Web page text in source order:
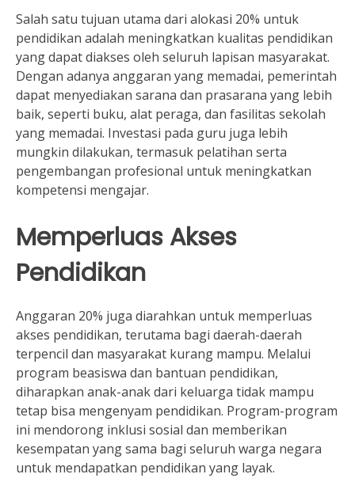
Salah satu tujuan utama dari alokasi 20% untuk
pendidikan adalah meningkatkan kualitas pendidikan
yang dapat diakses oleh seluruh lapisan masyarakat.
Dengan adanya anggaran yang memadai, pemerintah
dapat menyediakan sarana dan prasarana yang lebih
baik, seperti buku, alat peraga, dan fasilitas sekolah
yang memadai. Investasi pada guru juga lebih
mungkin dilakukan, termasuk pelatihan serta
pengembangan profesional untuk meningkatkan
kompetensi mengajar.
Memperluas Akses
Pendidikan
Anggaran 20% juga diarahkan untuk memperluas
akses pendidikan, terutama bagi daerah-daerah
terpencil dan masyarakat kurang mampu. Melalui
program beasiswa dan bantuan pendidikan,
diharapkan anak-anak dari keluarga tidak mampu
tetap bisa mengenyam pendidikan. Program-program
ini mendorong inklusi sosial dan memberikan
kesempatan yang sama bagi seluruh warga negara
untuk mendapatkan pendidikan yang layak.